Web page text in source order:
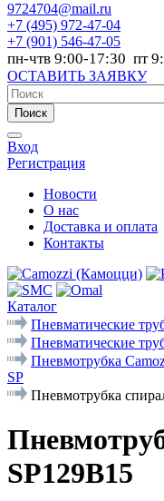
9724704@mail.ru
+7 (495) 972-47-04
+7 (901) 546-47-05
пн-чтв 9:00-17:30 пт
ОСТАВИТЬ ЗАЯВКУ
Поиск
Вход
Регистрация
Новости
О нас
Доставка и оплата
Контакты
Каталог
Пневматические
Пневматические
Пневмотрубка
SP
Пневмотрубка
SP129B15